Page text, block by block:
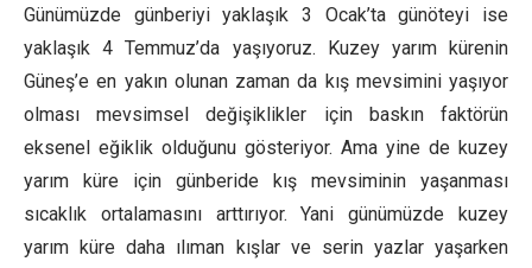
Günümüzde günberiyi yaklaşık 3 Ocak’ta günöteyi ise
yaklaşık 4 Temmuz’da yaşıyoruz. Kuzey yarım kürenin
Güneş’e en yakın olunan zaman da kış mevsimini yaşıyor
olması mevsimsel değişiklikler için baskın faktörün
eksenel eğiklik olduğunu gösteriyor. Ama yine de kuzey
yarım küre için günberide kış mevsiminin yaşanması
sıcaklık ortalamasını arttırıyor. Yani günümüzde kuzey
yarım küre daha ılıman kışlar ve serin yazlar yaşarken